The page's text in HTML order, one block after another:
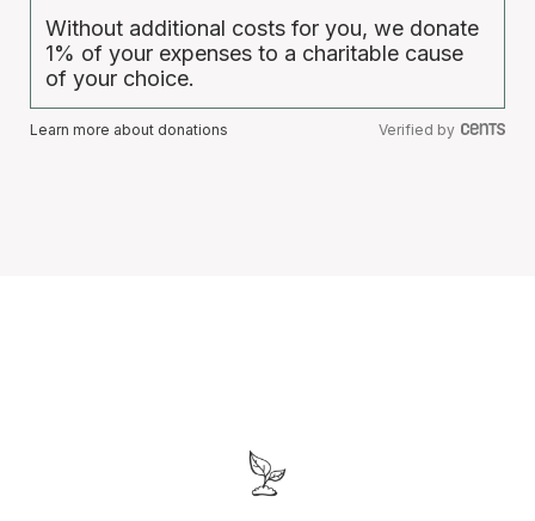
Without additional costs for you, we donate
1% of your expenses to a charitable cause
of your choice.
Learn more about donations Verified by